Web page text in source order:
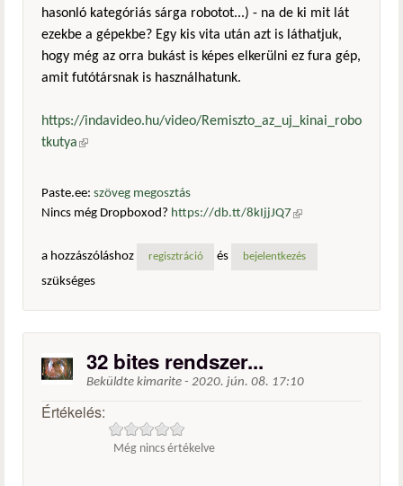
hasonló kategóriás sárga robotot...) - na de ki mit lát
ezekbe a gépekbe? Egy kis vita után azt is láthatjuk,
hogy még az orra bukást is képes elkerülni ez fura gép,
amit futótársnak is használhatunk.
https://indavideo.hu/video/Remiszto_az_uj_kinai_robo
tkutya(külső hivatkozás)
Paste.ee: szöveg megosztás
Nincs még Dropboxod? https://db.tt/8kIjjJQ7 (külső
a hozzászóláshoz
regisztráció és bejelentkezés
szükséges
32 bites rendszer...
Beküldte kimarite - 2020. jún. 08. 17:10
Értékelés:
Még nincs értékelve